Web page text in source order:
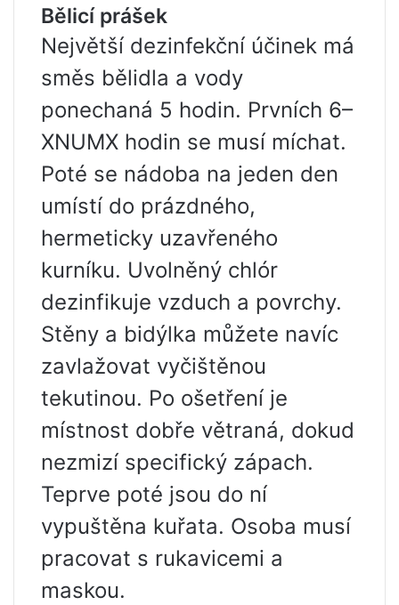
Bělicí prášek
Největší dezinfekční účinek má
směs bělidla a vody
ponechaná 5 hodin. Prvních 6–
XNUMX hodin se musí míchat.
Poté se nádoba na jeden den
umístí do prázdného, ​​
hermeticky uzavřeného
kurníku. Uvolněný chlór
dezinfikuje vzduch a povrchy.
Stěny a bidýlka můžete navíc
zavlažovat vyčištěnou
tekutinou. Po ošetření je
místnost dobře větraná, dokud
nezmizí specifický zápach.
Teprve poté jsou do ní
vypuštěna kuřata. Osoba musí
pracovat s rukavicemi a
maskou.